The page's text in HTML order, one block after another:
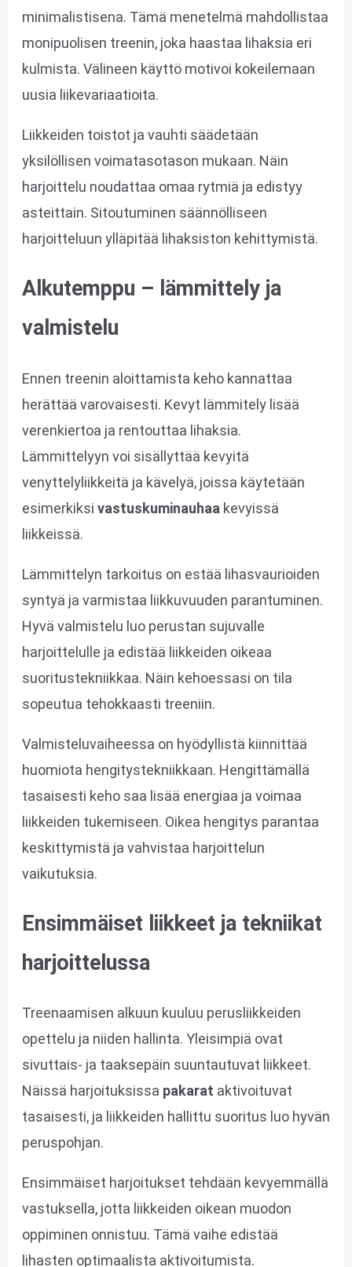
minimalistisena. Tämä menetelmä mahdollistaa
monipuolisen treenin, joka haastaa lihaksia eri
kulmista. Välineen käyttö motivoi kokeilemaan
uusia liikevariaatioita.
Liikkeiden toistot ja vauhti säädetään
yksilöllisen voimatasotason mukaan. Näin
harjoittelu noudattaa omaa rytmiä ja edistyy
asteittain. Sitoutuminen säännölliseen
harjoitteluun ylläpitää lihaksiston kehittymistä.
Alkutemppu – lämmittely ja
valmistelu
Ennen treenin aloittamista keho kannattaa
herättää varovaisesti. Kevyt lämmitely lisää
verenkiertoa ja rentouttaa lihaksia.
Lämmittelyyn voi sisällyttää kevyitä
venyttelyliikkeitä ja kävelyä, joissa käytetään
esimerkiksi vastuskuminauhaa kevyissä
liikkeissä.
Lämmittelyn tarkoitus on estää lihasvaurioiden
syntyä ja varmistaa liikkuvuuden parantuminen.
Hyvä valmistelu luo perustan sujuvalle
harjoittelulle ja edistää liikkeiden oikeaa
suoritustekniikkaa. Näin kehoessasi on tila
sopeutua tehokkaasti treeniin.
Valmisteluvaiheessa on hyödyllistä kiinnittää
huomiota hengitystekniikkaan. Hengittämällä
tasaisesti keho saa lisää energiaa ja voimaa
liikkeiden tukemiseen. Oikea hengitys parantaa
keskittymistä ja vahvistaa harjoittelun
vaikutuksia.
Ensimmäiset liikkeet ja tekniikat
harjoittelussa
Treenaamisen alkuun kuuluu perusliikkeiden
opettelu ja niiden hallinta. Yleisimpiä ovat
sivuttais- ja taaksepäin suuntautuvat liikkeet.
Näissä harjoituksissa pakarat aktivoituvat
tasaisesti, ja liikkeiden hallittu suoritus luo hyvän
peruspohjan.
Ensimmäiset harjoitukset tehdään kevyemmällä
vastuksella, jotta liikkeiden oikean muodon
oppiminen onnistuu. Tämä vaihe edistää
lihasten optimaalista aktivoitumista.